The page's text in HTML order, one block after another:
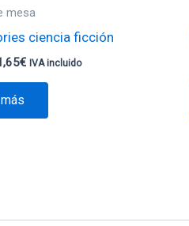
mesa
ciencia ficción
€ IVA incluido